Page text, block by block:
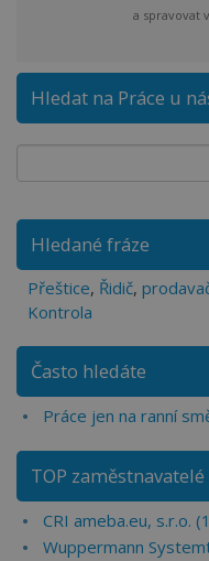
a spravovat
Hledat na Práce u
Hledané fráze
Přeštice, Řidič,
Kontrola
Často hledáte
Práce jen na ranní
TOP zaměstnavatelé
CRI ameba.eu, s.r.o.
Wuppermann